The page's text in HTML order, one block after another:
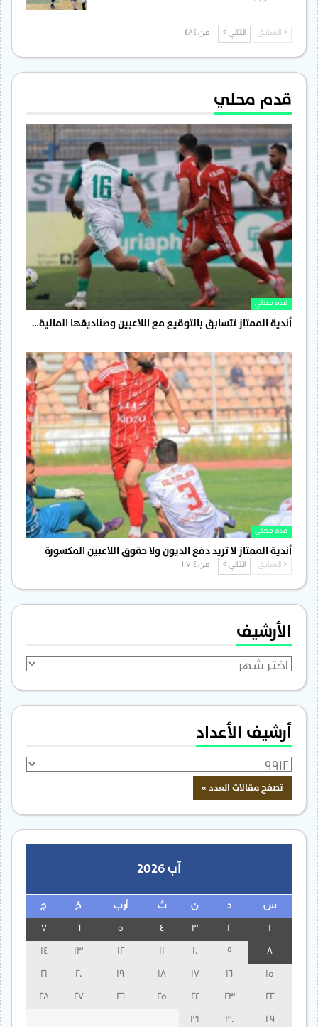
السابق التالي
قدم محلي
قدم محلي
أندية الممتاز تتسابق بالتوقيع مع اللاعبين وصناديقها المالية…
قدم محلي
أندية الممتاز لا تريد دفع الديون ولا حقوق اللاعبين المكسورة
السابق التالي
الأرشيف
الأرشيف
أرشيف الأعداد
آب 2026
س ن ث أرب خ ج
3
13
14
15
16
17
18
19
20
21
22
23
24
25
26
27
28
29
30
31